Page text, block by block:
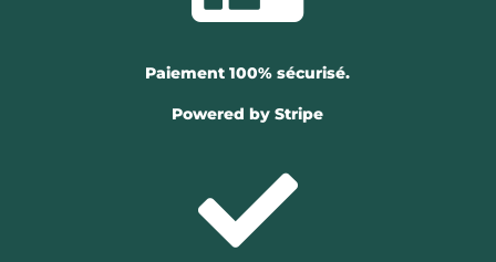
Paiement 100% sécurisé.
Powered by Stripe
